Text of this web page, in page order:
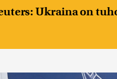
Ukraina on